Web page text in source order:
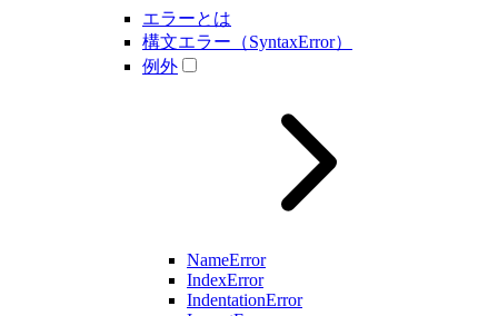
エラーとは
構文エラー（SyntaxError）
例外
NameError
IndexError
IndentationError